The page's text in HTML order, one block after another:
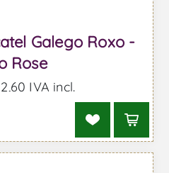
Galego Roxo -
Rose
IVA incl.